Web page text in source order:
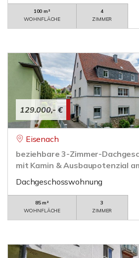
100 m²
WOHNFLÄCHE
4
ZIMMER
129.000,- €
Eisenach
beziehbare 3-Zimmer-
mit Kamin & Ausbaupotenzial
Dachgeschosswohnung
85 m²
WOHNFLÄCHE
3
ZIMMER